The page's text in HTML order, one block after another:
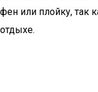
фен или плойку, так
отдыхе.